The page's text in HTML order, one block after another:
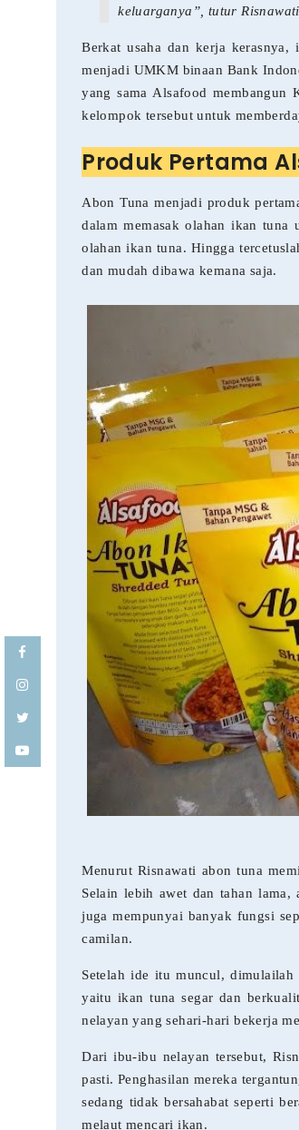
keluarganya”, tutur
Berkat usaha dan kerja
menjadi UMKM binaan Bank
yang sama Alsafood membangun
kelompok tersebut untuk
Produk Pertama
Abon Tuna menjadi produk
dalam memasak olahan ikan tuna
olahan ikan tuna. Hingga
dan mudah dibawa kemana saja.
Menurut Risnawati abon tuna
Selain lebih awet dan tahan
juga mempunyai banyak fungsi
camilan.
Setelah ide itu muncul,
yaitu ikan tuna segar dan
nelayan yang sehari-hari bekerja
Dari ibu-ibu nelayan tersebut,
pasti. Penghasilan mereka
sedang tidak bersahabat seperti
melaut mencari ikan.